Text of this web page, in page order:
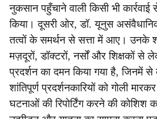
नुकसान पहुँचाने वाली किसी भी
किया। दूसरी ओर, डॉ. यूनुस
तत्वों के समर्थन से सत्ता में आए। उनके
मज़दूरों, डॉक्टरों, नर्सों और शिक्षकों से
प्रदर्शन का दमन किया गया है, जिनमें
शांतिपूर्ण प्रदर्शनकारियों को गोली
घटनाओं की रिपोर्टिंग करने की कोशिश